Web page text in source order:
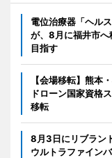
電位治療器「ヘル
が、8月に福井市へ
目指す
【会場移転】熊本
ドローン国家資格
移転
8月3日にリブラン
ウルトラファイン